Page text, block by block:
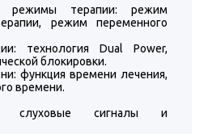
режимы терапии: режим
режим переменного
технология Dual Power,
блокировки.
функция времени лечения,
времени.
слуховые сигналы и